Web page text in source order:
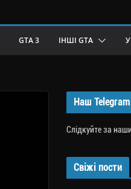
GTA 3 ІНШІ GTA
Наш
Слідкуйте за
Свіжі пости